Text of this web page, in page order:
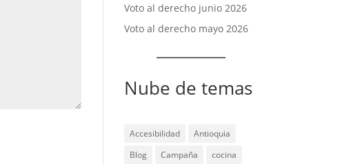
Voto al derecho junio 2026
Voto al derecho mayo 2026
Nube de temas
Accesibilidad
Antioquia
Blog
Campaña
cocina